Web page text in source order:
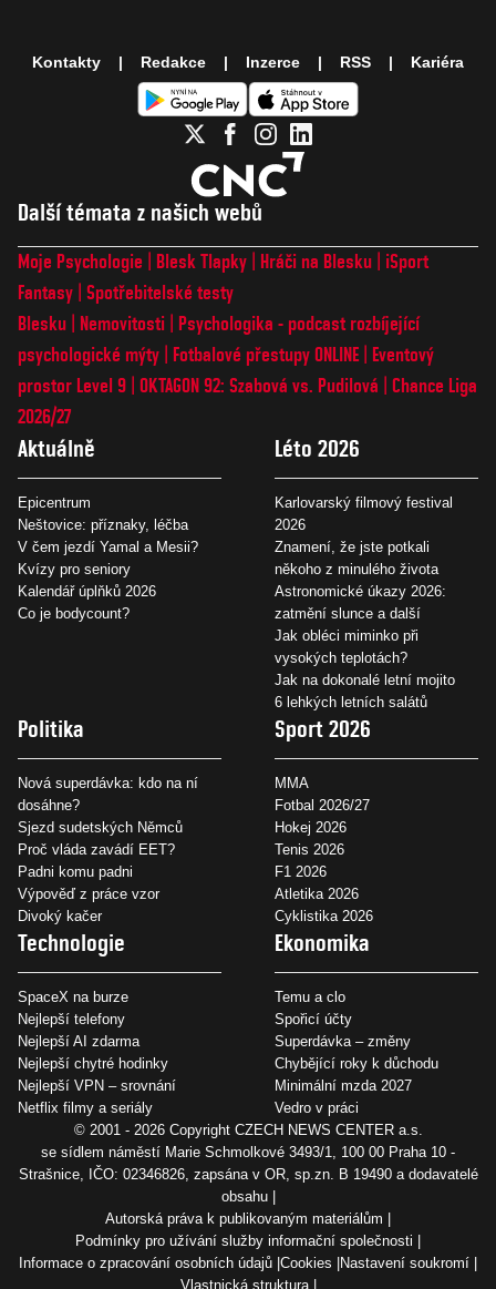
Další témata z našich webů
Moje Psychologie Blesk Tlapky Hráči na Blesku
iSport
Fantasy Spotřebitelské testy
Blesku
Nemovitosti
Psychologika - podcast rozbíjející
psychologické mýty
Fotbalové přestupy ONLINE
Eventový
prostor Level 9 OKTAGON 92: Szabová vs. Pudilová
Chance Liga
2026/27
Aktuálně
Epicentrum
Neštovice: příznaky, léčba
V čem jezdí Yamal a Mesii?
Kvízy pro seniory
Kalendář úplňků 2026
Co je bodycount?
Léto 2026
Karlovarský filmový festival
2026
Znamení, že jste potkali
někoho z minulého života
Astronomické úkazy 2026:
zatmění slunce a další
Jak obléci miminko při
vysokých teplotách?
Jak na dokonalé letní mojito
6 lehkých letních salátů
Politika
Nová superdávka: kdo na ní
dosáhne?
Sjezd sudetských Němců
Proč vláda zavádí EET?
Padni komu padni
Výpověď z práce vzor
Divoký kačer
Sport 2026
MMA
Fotbal 2026/27
Hokej 2026
Tenis 2026
F1 2026
Atletika 2026
Cyklistika 2026
Technologie
SpaceX na burze
Nejlepší telefony
Nejlepší AI zdarma
Nejlepší chytré hodinky
Nejlepší VPN – srovnání
Netflix filmy a seriály
Ekonomika
Temu a clo
Spořicí účty
Superdávka – změny
Chybějící roky k důchodu
Minimální mzda 2027
Vedro v práci
Kontakty Redakce Inzerce RSS Kariéra
© 2001 - 2026 Copyright CZECH NEWS CENTER a.s.
se sídlem náměstí Marie Schmolkové 3493/1, 100 00 Praha 10 -
Strašnice, IČO: 02346826, zapsána v OR, sp.zn. B 19490 a dodavatelé
obsahu
Autorská práva k publikovaným materiálům
Podmínky pro užívání služby informační společnosti
Informace o zpracování osobních údajů Cookies
Nastavení soukromí
Vlastnická struktura